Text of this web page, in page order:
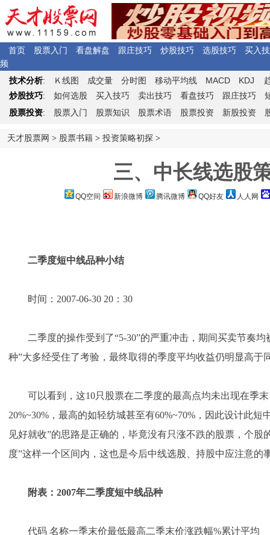
首页 股票入门 看盘解盘 跟庄技巧 炒股技巧 选股技巧
买入
频
技术分析: Ｋ 线图 成交量 分时图 移动平均线 MACD KDJ
炒股技巧: 如何选股 买入技巧 卖出技巧 看盘技巧 跟庄技巧
股票投资: 股票入门 股票知识 股票术语 股票投资 新股投资
天才股票网 > 股票书籍 > 投资策略初探 >
三、中长线选股
QQ空间 新浪微博 腾讯微博 QQ好友 人人网
二季度短中线品种小结
时间：2007-06-30 20：30
二季度的操作受到了“5-30”的严重冲击，期间买卖节奏均
种”大多经受住了考验，最终取得的季度平均收益仍明显高于
可以看到，这10只股票在二季度的最高点均未出现在季末
20%~30%，最高的如轻纺城甚至有60%~70%，因此设计此
见好就收”的思路是正确的，毕竟没有只涨不跌的股票，个股
度”这样一个区间内，这也是今后中线选股 、持股中应注意的
附表：2007年二季度短中线品种
代码 名称一季末价最低最高二季末价涨跌幅%累计平均